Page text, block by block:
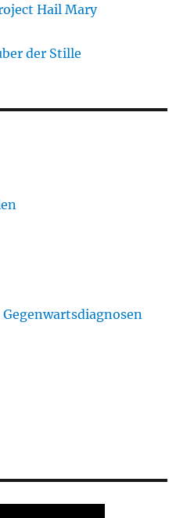
Hail Mary
der Stille